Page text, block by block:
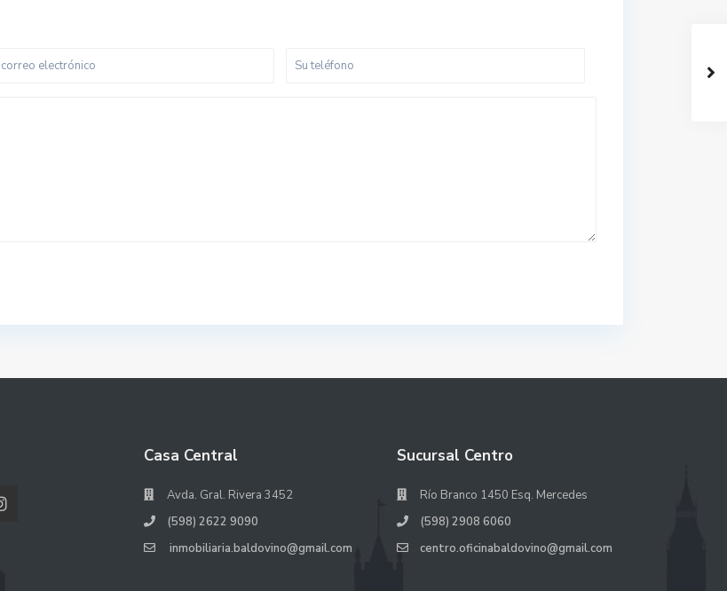
Casa Central
Avda. Gral. Rivera 3452
(598) 2622 9090
inmobiliaria.baldovino@gmail.com
Sucursal Centro
Río Branco 1450 Esq. Mercedes
(598) 2908 6060
centro.oficinabaldovino@gmail.com